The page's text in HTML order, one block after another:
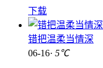
下载
错把温柔当情深
06-16· 5℃